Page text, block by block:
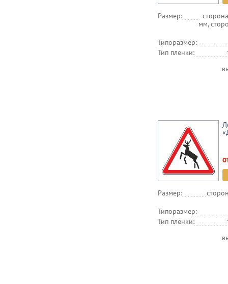
Размер:
мм,
Типоразмер:
Тип пленки:
Размер:
Типоразмер:
Тип пленки: